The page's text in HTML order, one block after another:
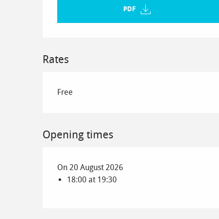
PDF
Rates
Free
Opening times
On 20 August 2026
18:00 at 19:30